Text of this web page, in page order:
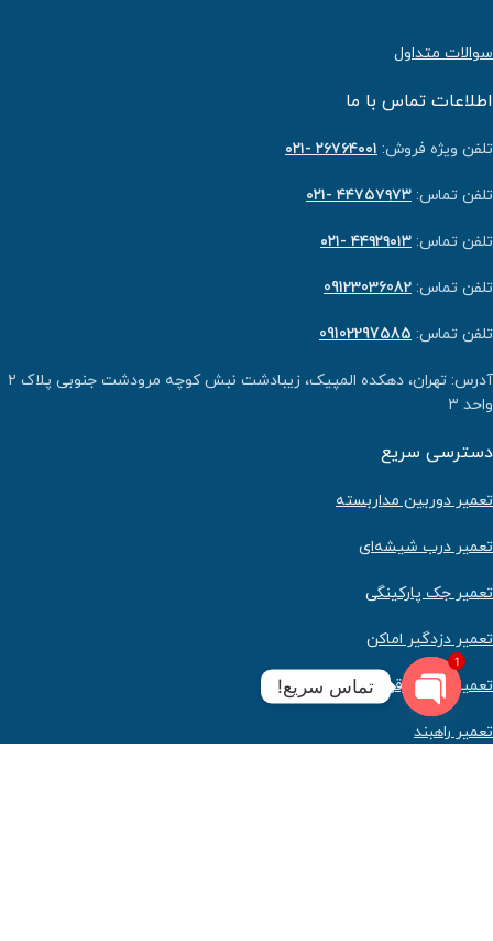
سوالات متداول
اطلاعات تماس با ما
تلفن ویژه فروش: ٢٦٧٦٤٠٠١ -۰۲۱
تلفن تماس: ۴۴۷۵۷۹۷۳ -۰۲۱
تلفن تماس: ۴۴۹۲۹۰۱۳ -۰۲۱
تلفن تماس: 09123036082
تلفن تماس: 09102297585
آدرس: تهران، دهکده المپیک، زیبادشت نبش کوچه مرودشت جنوبی پلاک ۲
واحد ۳
دسترسی سریع
تعمیر دوربین مداربسته
تعمیر درب شیشه‌ای
تعمیر جک پارکینگی
تعمیر دزدگیر اماکن
تعمیر کرکره برقی
تعمیر راهبند
تماس سریع!
Open
1